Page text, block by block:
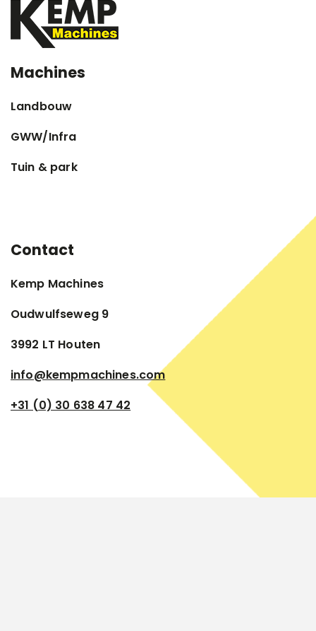
Machines
Landbouw
GWW/Infra
Tuin & park
Contact
Kemp Machines
Oudwulfseweg 9
3992 LT Houten
info@kempmachines.com
+31 (0) 30 638 47 42